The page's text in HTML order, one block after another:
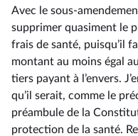
Avec le sous-
supprimer quasiment le
frais de santé, puisqu’il
montant au moins égal
tiers payant à l’envers.
qu’il serait, comme le
préambule de la
protection de la santé.